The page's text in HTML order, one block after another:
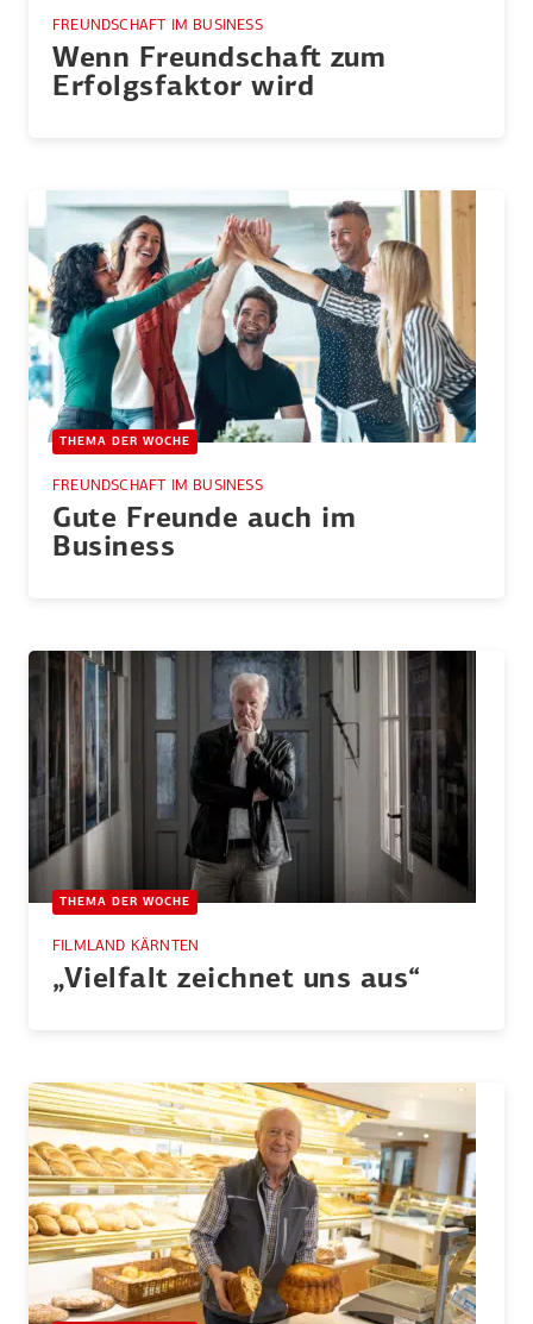
FREUNDSCHAFT IM BUSINESS
Wenn Freund­schaft zum
Erfolgs­faktor wird
THEMA DER WOCHE
FREUNDSCHAFT IM BUSINESS
Gute Freunde auch im
Business
THEMA DER WOCHE
FILMLAND KÄRNTEN
„Vielfalt zeichnet uns aus“